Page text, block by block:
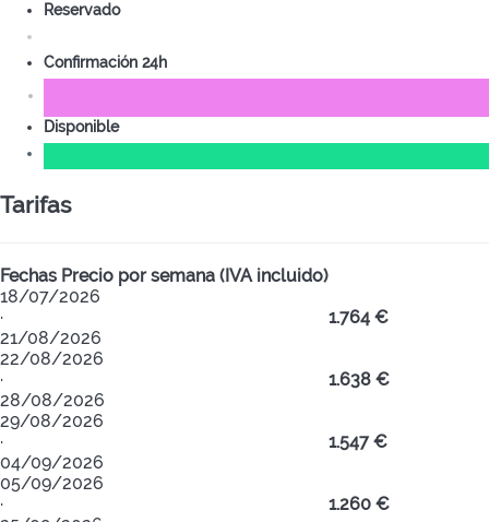
Reservado
Confirmación 24h
Disponible
Tarifas
Fechas Precio por semana (IVA incluido)
18/07/2026
·
21/08/2026
1.764 €
22/08/2026
·
28/08/2026
1.638 €
29/08/2026
·
04/09/2026
1.547 €
05/09/2026
·
1.260 €